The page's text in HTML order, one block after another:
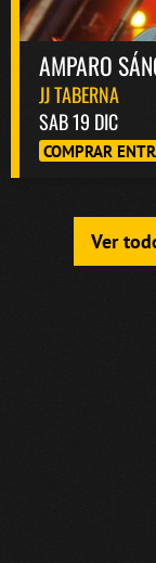
AMPARO
JJ TABERNA
SAB 19 DIC
COMPRAR
Ver